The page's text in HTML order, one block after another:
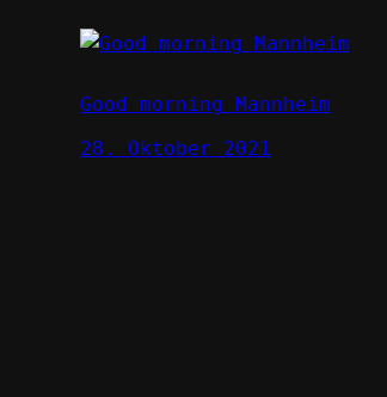
Good morning Mannheim
28. Oktober 2021